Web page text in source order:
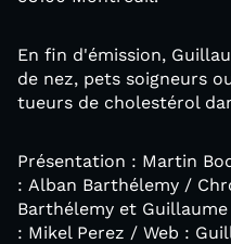
En fin d'émission,
de nez, pets soigneurs
tueurs de cholestérol
Présentation : Martin
: Alban Barthélemy /
Barthélemy et
: Mikel Perez / Web :